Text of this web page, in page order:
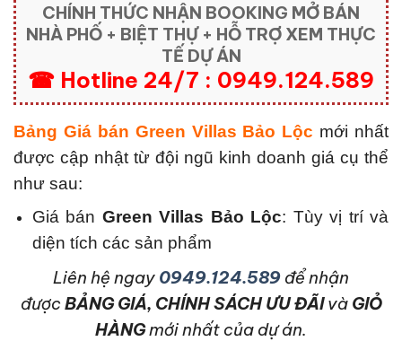
CHÍNH THỨC NHẬN BOOKING MỞ BÁN
NHÀ PHỐ + BIỆT THỰ + HỖ TRỢ XEM THỰC
TẾ DỰ ÁN
☎ Hotline 24/7 : 0949.124.589
Bảng Giá bán Green Villas Bảo Lộc mới nhất
được cập nhật từ đội ngũ kinh doanh giá cụ thể
như sau:
Giá bán Green Villas Bảo Lộc: Tùy vị trí và
diện tích các sản phẩm
Liên hệ ngay 0949.124.589 để nhận
được BẢNG GIÁ, CHÍNH SÁCH ƯU ĐÃIvàGIỎ
HÀNGmới nhất của dự án.